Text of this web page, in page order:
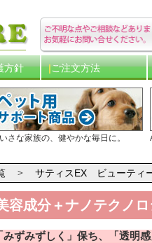
方針 ご注文方法
さな家族の、健やかな毎日に。
サティスEX ビューティ
容成分＋ナノテクノロ
みずみずしく」保ち、「透明